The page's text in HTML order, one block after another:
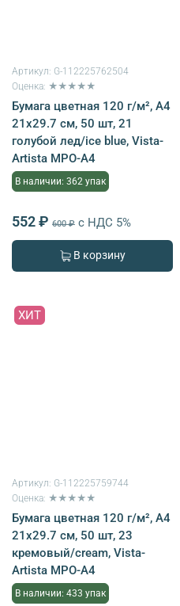
Артикул: G-112225762504
Оценка: ★★★★★
Бумага цветная 120 г/м², A4
21х29.7 см, 50 шт, 21
голубой лед/ice blue, Vista-
Artista MPO-A4
В наличии: 362 упак
552 ₽ 600 ₽ с НДС 5%
В корзину
ХИТ
Артикул: G-112225759744
Оценка: ★★★★★
Бумага цветная 120 г/м², A4
21х29.7 см, 50 шт, 23
кремовый/cream, Vista-
Artista MPO-A4
В наличии: 433 упак